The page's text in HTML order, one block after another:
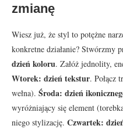
zmianę
Wiesz już, że styl to potężne
konkretne działanie? Stwórzmy
dzień koloru. Załóż jednolity,
Wtorek: dzień tekstur. Połącz
wełna). Środa: dzień
wyróżniający się element
niego stylizację. Czwartek: